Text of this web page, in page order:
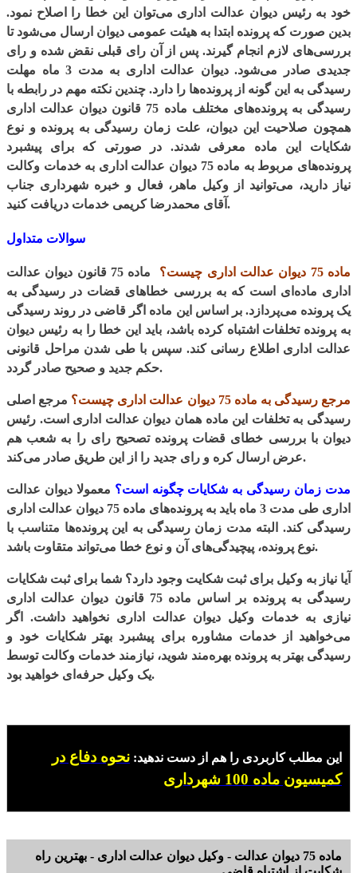
خود به رئیس دیوان عدالت اداری می‌توان این خطا را اصلاح نمود.
بدین صورت که پرونده ابتدا به هیئت عمومی دیوان ارسال می‌شود تا
بررسی‌های لازم انجام گیرند. پس از آن رای قبلی نقض شده و رای
جدیدی صادر می‌شود. دیوان عدالت اداری به مدت 3 ماه مهلت
رسیدگی به این گونه از پرونده‌ها را دارد. چندین نکته مهم در رابطه با
رسیدگی به پرونده‌های مختلف ماده 75 قانون دیوان عدالت اداری
همچون صلاحیت این دیوان، علت زمان رسیدگی به پرونده و نوع
شکایات این ماده معرفی شدند. در صورتی که برای پیشبرد
پرونده‌های مربوط به ماده 75 دیوان عدالت اداری به خدمات وکالت
نیاز دارید، می‌توانید از وکیل ماهر، فعال و خبره شهرداری جناب
آقای محمدرضا کریمی خدمات دریافت کنید.
سوالات متداول
ماده 75 دیوان عدالت اداری چیست؟
ماده 75 قانون دیوان عدالت
اداری ماده‌ای است که به بررسی خطاهای قضات در رسیدگی به
یک پرونده می‌پردازد. بر اساس این ماده اگر قاضی در روند رسیدگی
به پرونده تخلفات اشتباه کرده باشد، باید این خطا را به رئیس دیوان
عدالت اداری اطلاع رسانی کند. سپس با طی شدن مراحل قانونی
حکم جدید و صحیح صادر گردد.
مرجع رسیدگی به ماده 75 دیوان عدالت اداری چیست؟
مرجع اصلی
رسیدگی به تخلفات این ماده همان دیوان عدالت اداری است. رئیس
دیوان با بررسی خطای قضات پرونده تصحیح رای را به شعب هم
عرض ارسال کره و رای جدید را از این طریق صادر می‌کند.
مدت زمان رسیدگی به شکایات چگونه است؟ معمولا دیوان عدالت
اداری طی مدت 3 ماه باید به پرونده‌های ماده 75 دیوان عدالت اداری
رسیدگی کند. البته مدت زمان رسیدگی به این پرونده‌ها متناسب با
نوع پرونده، پیچیدگی‌های آن و نوع خطا می‌تواند متقاوت باشد.
آیا نیاز به وکیل برای ثبت شکایت وجود دارد؟ شما برای ثبت شکایات
رسیدگی به پرونده بر اساس ماده 75 قانون دیوان عدالت اداری
نیازی به خدمات وکیل دیوان عدالت اداری نخواهید داشت. اگر
می‌خواهید از خدمات مشاوره برای پیشبرد بهتر شکایات خود و
رسیدگی بهتر به پرونده بهره‌مند شوید، نیازمند خدمات وکالت توسط
یک وکیل حرفه‌ای خواهید بود.
این مطلب کاربردی را هم از دست ندهید: نحوه دفاع در
کمیسیون ماده 100 شهرداری
ماده 75 دیوان عدالت - وکیل دیوان عدالت اداری - بهترین راه